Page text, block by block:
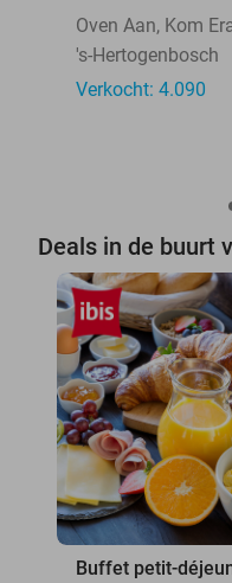
Oven Aan, Kom
's-Hertogenbosch
Verkocht: 4.090
Deals in de buurt
Buffet petit-